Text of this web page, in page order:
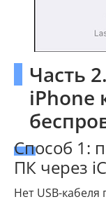
Часть
iPhone
Способ 1:
ПК через
Нет USB-